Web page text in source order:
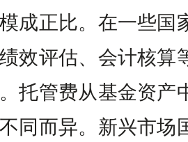
成正比。在一些国
效评估、会计核算
托管费从基金资产
同而异。新兴市场